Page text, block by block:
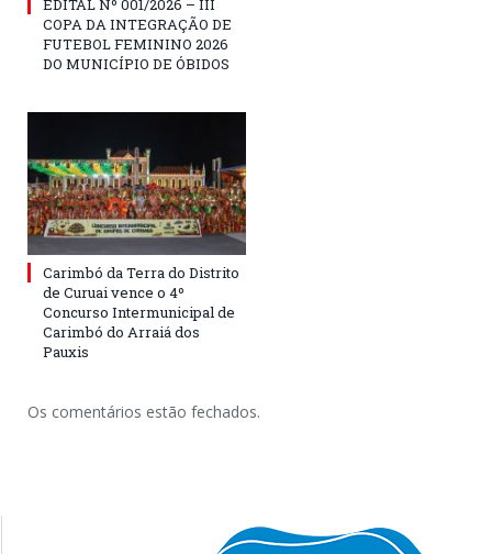
EDITAL Nº 001/2026 – III
COPA DA INTEGRAÇÃO DE
FUTEBOL FEMININO 2026
DO MUNICÍPIO DE ÓBIDOS
Carimbó da Terra do Distrito
de Curuai vence o 4º
Concurso Intermunicipal de
Carimbó do Arraiá dos
Pauxis
Os comentários estão fechados.